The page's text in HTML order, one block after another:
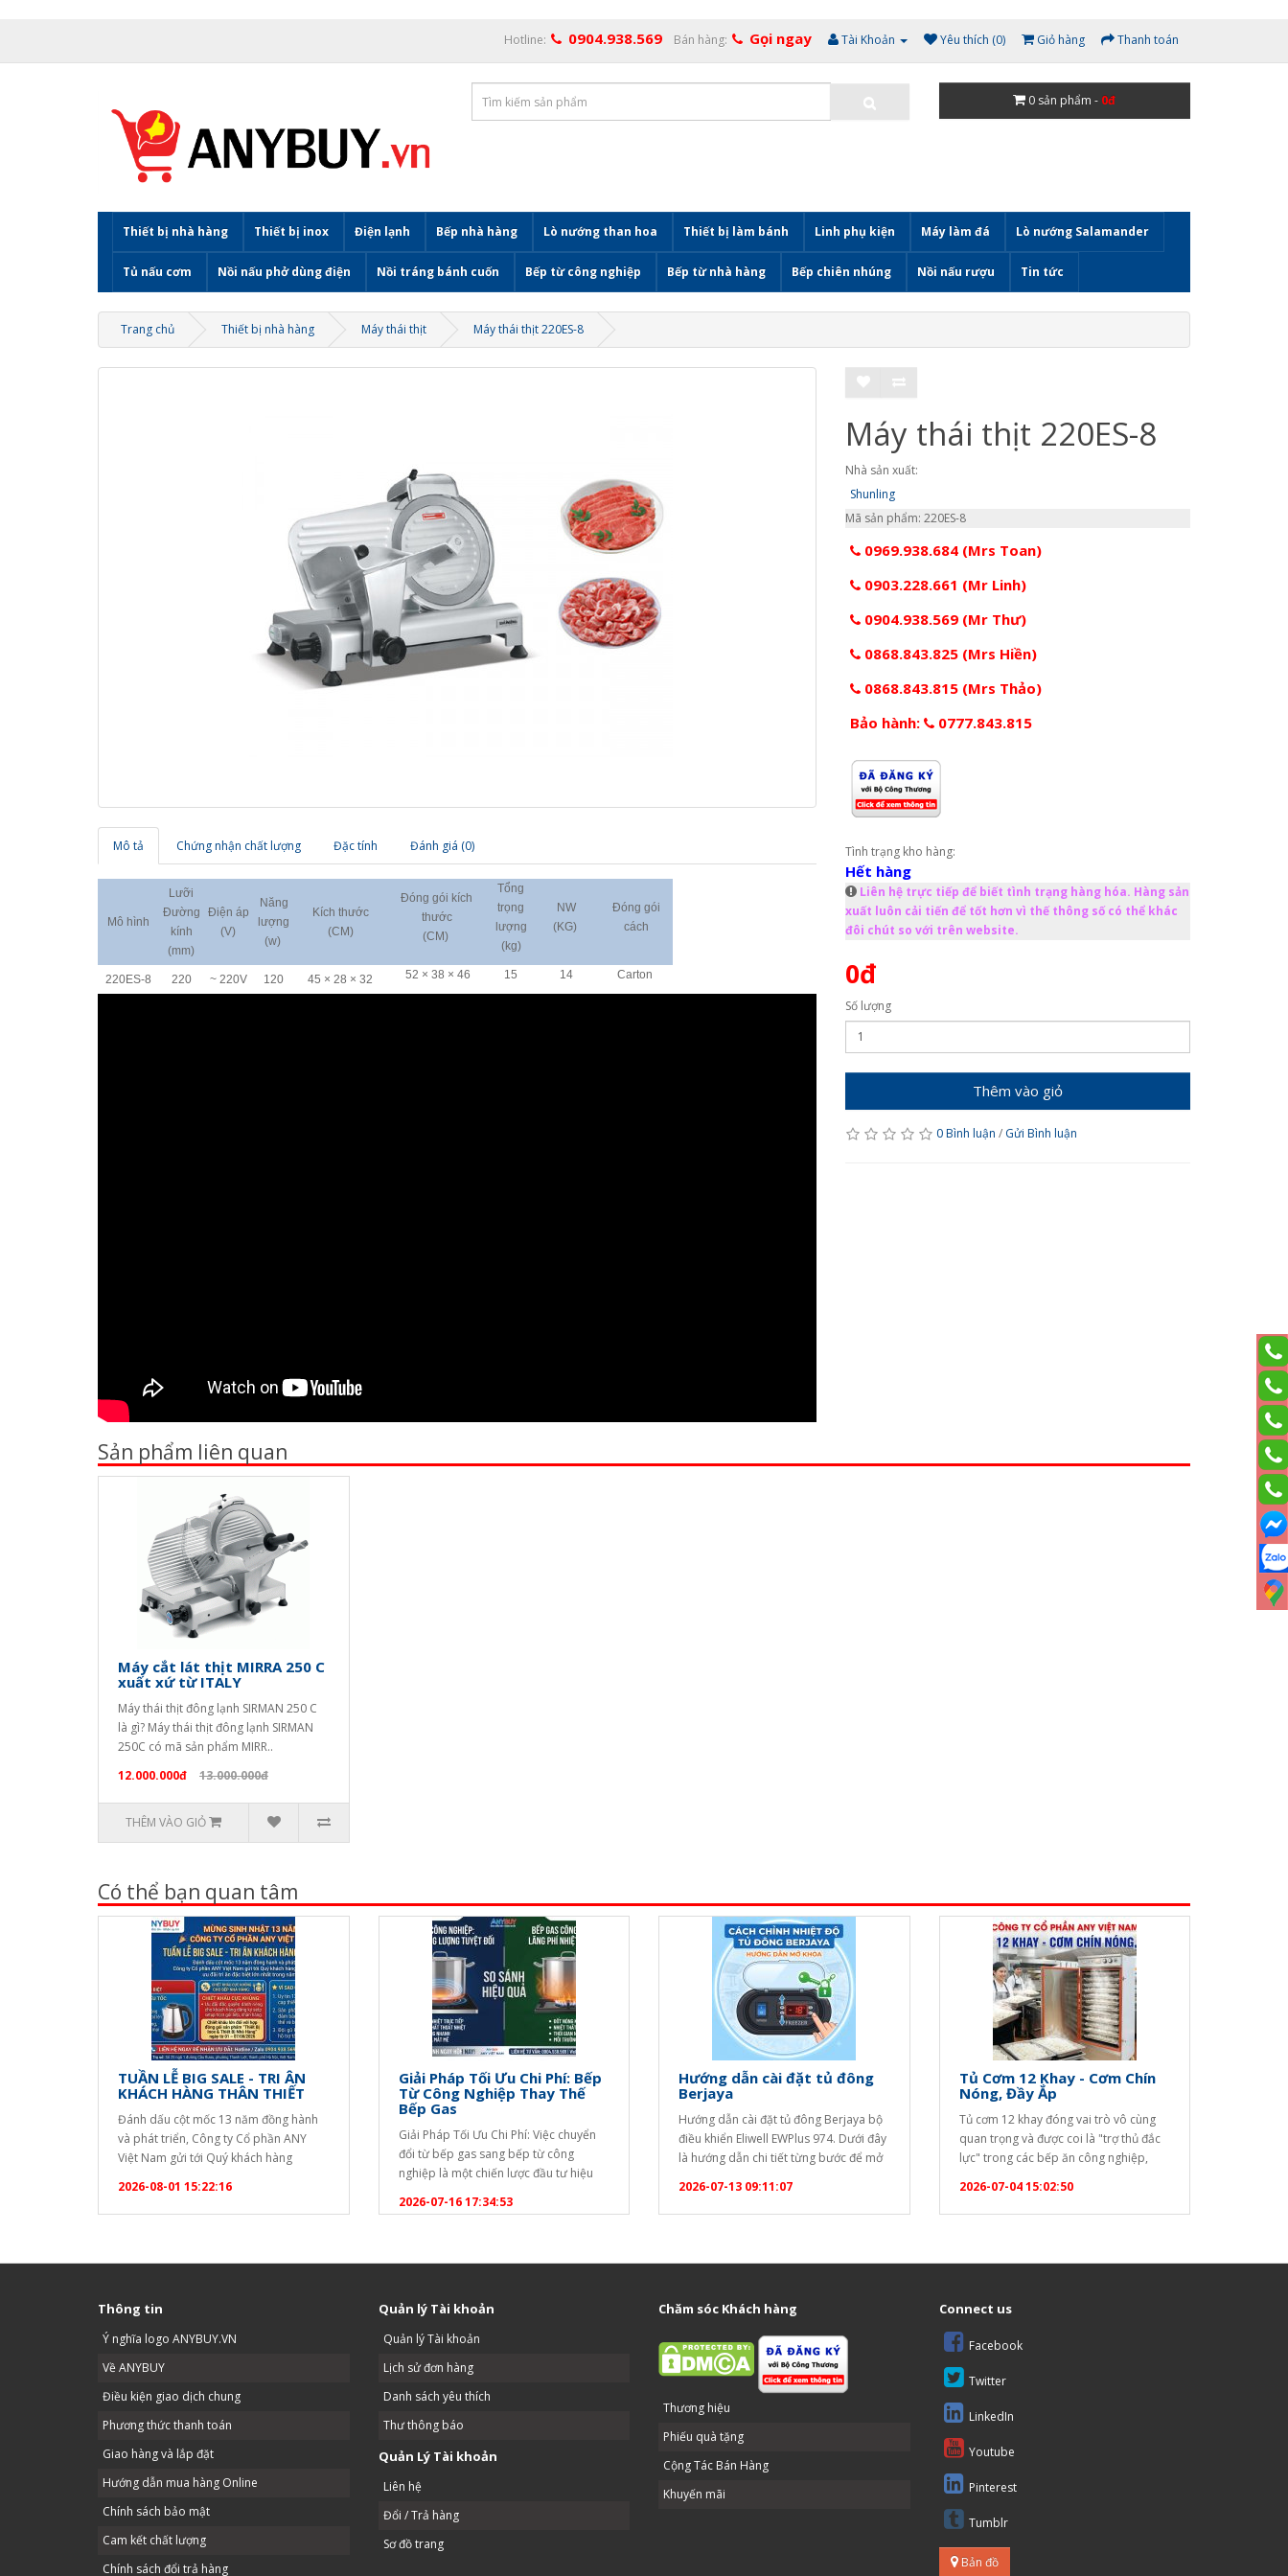
Hotline: 0904.938.569 Bán hàng: Gọi ngay Tài Khoản Yêu thích (0) Giỏ hàng Thanh toán
0 sản phẩm - 0đ
Thiết bị nhà hàng Thiết bị inox Điện lạnh Bếp nhà hàng Lò nướng than hoa Thiết bị làm bánh Linh phụ kiện Máy làm đá Lò nướng Salamander
Tủ nấu cơm Nồi nấu phở dùng điện Nồi tráng bánh cuốn Bếp từ công nghiệp Bếp từ nhà hàng Bếp chiên nhúng Nồi nấu rượu Tin tức
Trang chủ Thiết bị nhà hàng Máy thái thịt Máy thái thịt 220ES-8
Mô tả Chứng nhận chất lượng Đặc tính Đánh giá (0)
Mô hình
Lưỡi
Đường
kính
(mm)
Điện áp
(V)
Năng
lượng
(w)
Kích thước
(CM)
Đóng gói kích
thước
(CM)
Tổng
trọng
lượng
(kg)
NW
(KG)
Đóng gói
cách
220ES-8 220 ~ 220V 120 45 × 28 × 32 52 × 38 × 46 15 14 Carton
Máy thái thịt 220ES-8
Nhà sản xuất:
Shunling
Mã sản phẩm: 220ES-8
0969.938.684 (Mrs Toan)
0903.228.661 (Mr Linh)
0904.938.569 (Mr Thư)
0868.843.825 (Mrs Hiền)
0868.843.815 (Mrs Thảo)
Bảo hành:
0777.843.815
Tình trạng kho hàng:
Hết hàng
Liên hệ trực tiếp để biết tình trạng hàng hóa. Hàng sản
xuất luôn cải tiến để tốt hơn vì thế thông số có thể khác
đôi chút so với trên website.
0đ
Số lượng
Thêm vào giỏ
0 Bình luận / Gửi Bình luận
Sản phẩm liên quan
Máy cắt lát thịt MIRRA 250 C
xuất xứ từ ITALY
Máy thái thịt đông lạnh SIRMAN 250 C
là gì? Máy thái thịt đông lạnh SIRMAN
250C có mã sản phẩm MIRR..
12.000.000đ
13.000.000đ
THÊM VÀO GIỎ
Có thể bạn quan tâm
TUẦN LỄ BIG SALE - TRI ÂN
KHÁCH HÀNG THÂN THIẾT
Đánh dấu cột mốc 13 năm đồng hành
và phát triển, Công ty Cổ phần ANY
Việt Nam gửi tới Quý khách hàng
nhất trong năm! ? CHƯƠNG TRÌNH
KHUYẾN MẠI ĐẶC BIỆT TẶNG NGAY
2026-08-01 15:22:16
Giải Pháp Tối Ưu Chi Phí: Bếp
Từ Công Nghiệp Thay Thế
Bếp Gas
Giải Pháp Tối Ưu Chi Phí: Việc chuyển
đổi từ bếp gas sang bếp từ công
nghiệp là một chiến lược đầu tư hiệu
dài cho các doanh nghiệp dịch vụ ăn
2026-07-16 17:34:53
Hướng dẫn cài đặt tủ đông
Berjaya
Hướng dẫn cài đặt tủ đông Berjaya bộ
điều khiển Eliwell EWPlus 974. Dưới đây
là hướng dẫn chi tiết từng bước để mở
điểm): [caption id="attachment_6983"
align="aligncenter" width="1020"]
2026-07-13 09:11:07
Tủ Cơm 12 Khay - Cơm Chín
Nóng, Đầy Ắp
Tủ cơm 12 khay đóng vai trò vô cùng
quan trọng và được coi là "trợ thủ đắc
lực" trong các bếp ăn công nghiệp,
bệnh viện nhờ những ưu điểm vượt trội
sau: Năng suất cao, đáp ứng hàng
2026-07-04 15:02:50
Thông tin
Ý nghĩa logo ANYBUY.VN
Về ANYBUY
Điều kiện giao dịch chung
Phương thức thanh toán
Giao hàng và lắp đặt
Hướng dẫn mua hàng Online
Chính sách bảo mật
Cam kết chất lượng
Chính sách đổi trả hàng
Quản lý Tài khoản
Quản lý Tài khoản
Lịch sử đơn hàng
Danh sách yêu thích
Thư thông báo
Quản Lý Tài khoản
Liên hệ
Đổi / Trả hàng
Sơ đồ trang
Chăm sóc Khách hàng
Thương hiệu
Phiếu quà tặng
Cộng Tác Bán Hàng
Khuyến mãi
Connect us
Facebook
Twitter
LinkedIn
Youtube
Pinterest
Tumblr
Bản đồ